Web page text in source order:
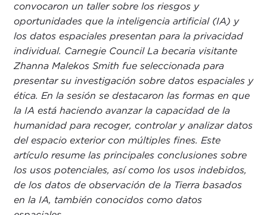
convocaron un taller sobre los riesgos y
oportunidades que la inteligencia artificial (IA) y
los datos espaciales presentan para la privacidad
individual. Carnegie Council La becaria visitante
Zhanna Malekos Smith fue seleccionada para
presentar su investigación sobre datos espaciales y
ética. En la sesión se destacaron las formas en que
la IA está haciendo avanzar la capacidad de la
humanidad para recoger, controlar y analizar datos
del espacio exterior con múltiples fines. Este
artículo resume las principales conclusiones sobre
los usos potenciales, así como los usos indebidos,
de los datos de observación de la Tierra basados
en la IA, también conocidos como datos